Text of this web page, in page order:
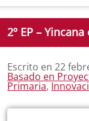
2º EP –
Escrito en 22
Basado en
Primaria,